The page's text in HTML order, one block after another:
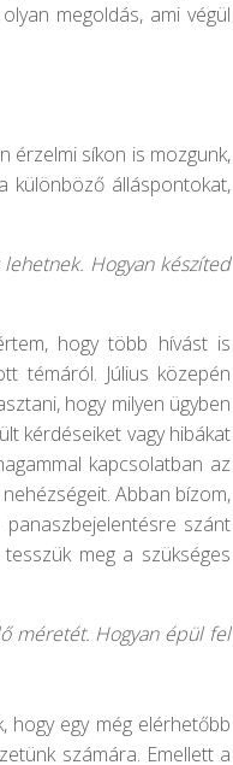
megoldás, ami végül
érzelmi síkon is mozgunk,
különböző álláspontokat,
Hogyan készíted
hogy több hívást is
témáról. Július közepén
hogy milyen ügyben
kérdéseiket vagy hibákat
kapcsolatban az
Abban bízom,
szánt
meg a szükséges
méretét. Hogyan épül fel
hogy egy még elérhetőbb
számára. Emellett a